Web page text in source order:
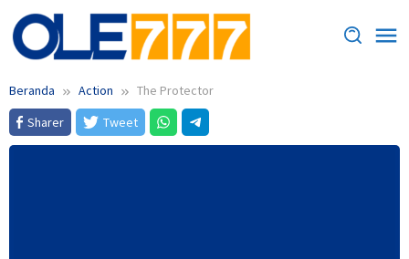
Loncat
ke
konten
Beranda Action
The Protector
Sharer
Tweet